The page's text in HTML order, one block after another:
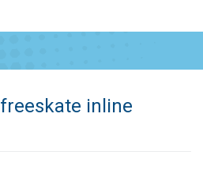
freeskate inline